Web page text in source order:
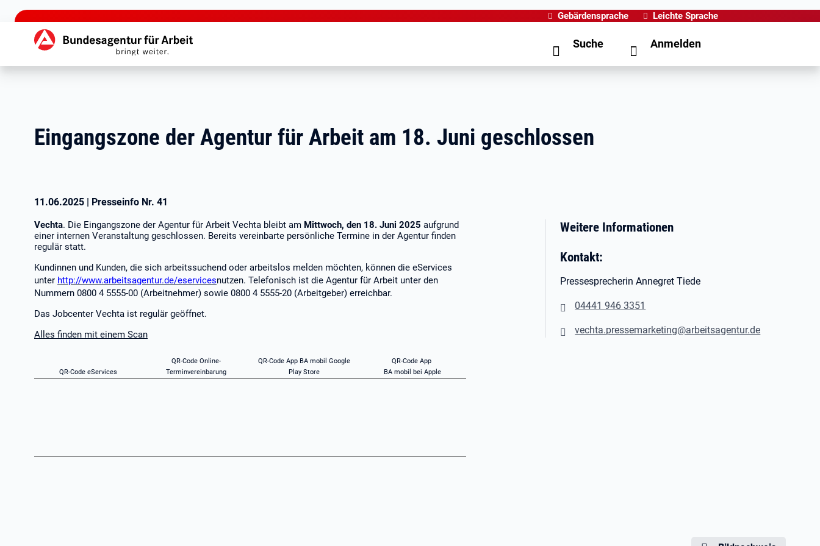
zu den Hauptinhalten springen
Gebärdensprache Leichte Sprache
Hauptnavigation Suche Anmelden
Eingangszone der Agentur für Arbeit am 18. Juni geschlossen
11.06.2025 | Presseinfo Nr. 41
Vechta. Die Eingangszone der Agentur für Arbeit Vechta bleibt am Mittwoch, den 18. Juni 2025 aufgrund
einer internen Veranstaltung geschlossen. Bereits vereinbarte persönliche Termine in der Agentur finden
regulär statt.
Kundinnen und Kunden, die sich arbeitssuchend oder arbeitslos melden möchten, können die eServices
unter http://www.arbeitsagentur.de/eservicesnutzen. Telefonisch ist die Agentur für Arbeit unter den
Nummern 0800 4 5555-00 (Arbeitnehmer) sowie 0800 4 5555-20 (Arbeitgeber) erreichbar.
Das Jobcenter Vechta ist regulär geöffnet.
Alles finden mit einem Scan
QR-Code eServices
QR-Code Online-
Terminvereinbarung
QR-Code App BA mobil Google
Play Store
QR-Code App
BA mobil bei Apple
Weitere Informationen
Kontakt:
Pressesprecherin Annegret Tiede
04441 946 3351
vechta.pressemarketing@arbeitsagentur.de